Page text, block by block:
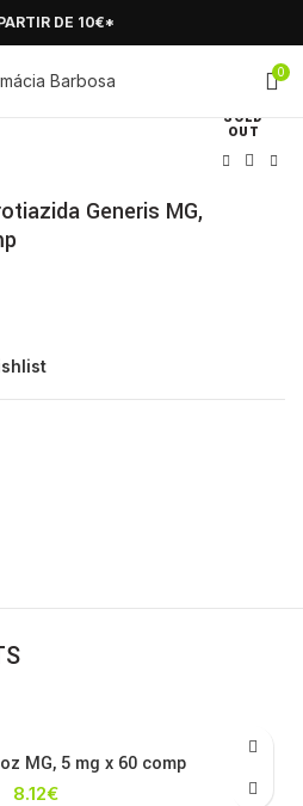
DE 10€*
0
SOLD
OUT
Generis MG,
MG, 5 mg x 60 comp
8.12€